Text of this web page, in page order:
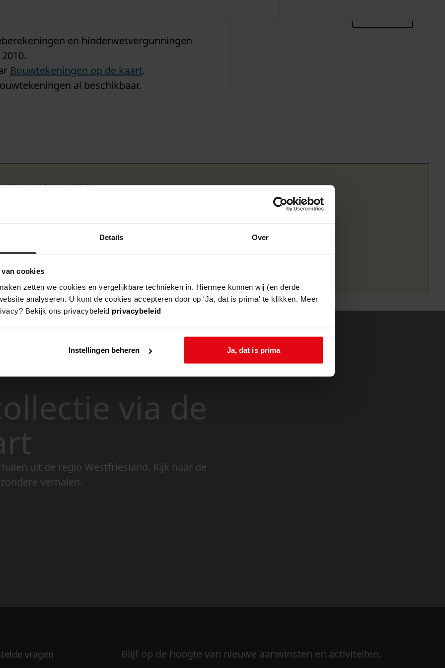
Details Over
cookies
zetten we cookies en vergelijkbare technieken in. Hiermee kunnen wij (en derde
analyseren. U kunt de cookies accepteren door op 'Ja, dat is prima' te klikken. Meer
Bekijk ons privacybeleid privacybeleid
Instellingen beheren Ja, dat is prima
en hinderwetvergunningen
Bouwtekeningen op de kaart.
al beschikbaar.
deze pagina te kunnen bekijken.
via de
uit de regio Westfriesland. Kijk naar de
verhalen.
vragen Blijf op de hoogte van nieuwe aanwinsten en activiteiten.